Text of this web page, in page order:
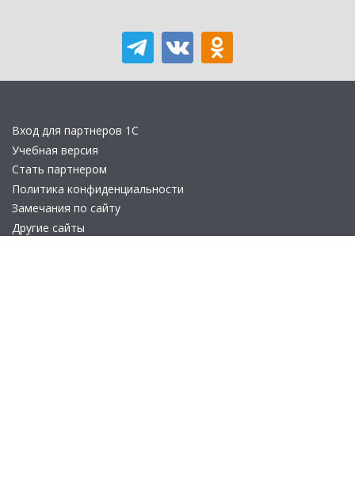
Вход для партнеров 1С
Учебная версия
Стать партнером
Политика конфиденциальности
Замечания по сайту
Другие сайты